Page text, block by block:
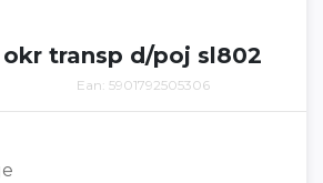
transp d/poj sl802
Ean: 5901792505306